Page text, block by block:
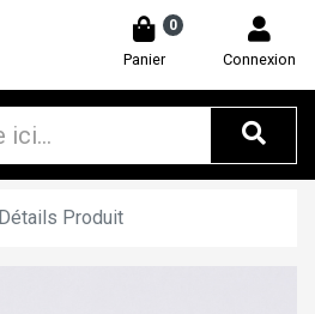
0
Panier Connexion
Détails Produit